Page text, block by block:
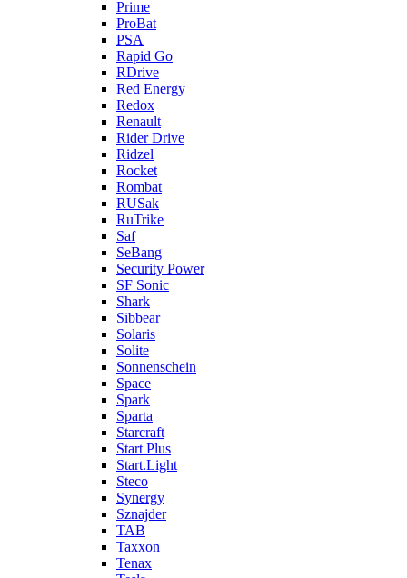
Prime
ProBat
PSA
Rapid Go
RDrive
Red Energy
Redox
Renault
Rider Drive
Ridzel
Rocket
Rombat
RUSak
RuTrike
Saf
SeBang
Security Power
SF Sonic
Shark
Sibbear
Solaris
Solite
Sonnenschein
Space
Spark
Sparta
Starcraft
Start Plus
Start.Light
Steco
Synergy
Sznajder
TAB
Taxxon
Tenax